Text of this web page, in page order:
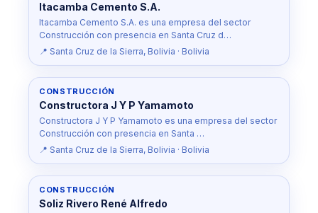
Itacamba Cemento S.A.
Itacamba Cemento S.A. es una empresa del sector
Construcción con presencia en Santa Cruz d…
📍 Santa Cruz de la Sierra, Bolivia · Bolivia
CONSTRUCCIÓN
Constructora J Y P Yamamoto
Constructora J Y P Yamamoto es una empresa del sector
Construcción con presencia en Santa …
📍 Santa Cruz de la Sierra, Bolivia · Bolivia
CONSTRUCCIÓN
Soliz Rivero René Alfredo